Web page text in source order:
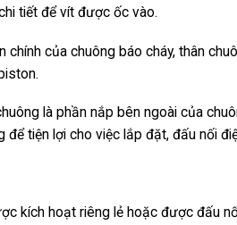
tiết để vít được ốc vào.
chính của chuông báo cháy, thân
là phần nắp bên ngoài của
tiện lợi cho việc lắp đặt, đấu nối
kích hoạt riêng lẻ hoặc được đấu